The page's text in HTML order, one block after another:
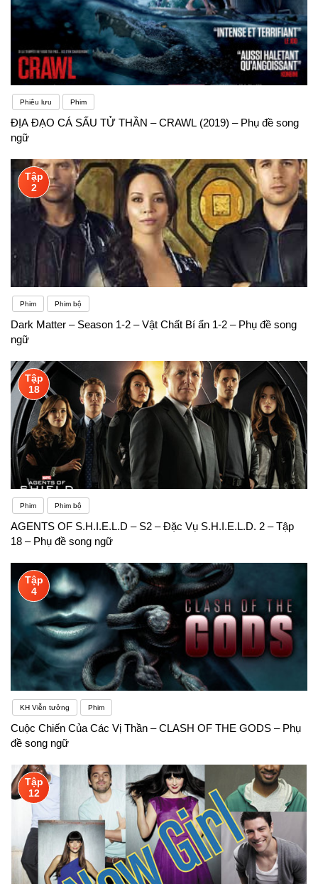
Phiêu lưu Phim
ĐỊA ĐẠO CÁ SẤU TỬ THẦN – CRAWL (2019) – Phụ đề song
ngữ
Tập
2
Phim Phim bộ
Dark Matter – Season 1-2 – Vật Chất Bí ẩn 1-2 – Phụ đề song
ngữ
Tập
18
Phim Phim bộ
AGENTS OF S.H.I.E.L.D – S2 – Đặc Vụ S.H.I.E.L.D. 2 – Tập
18 – Phụ đề song ngữ
Tập
4
KH Viễn tưởng Phim
Cuộc Chiến Của Các Vị Thần – CLASH OF THE GODS – Phụ
đề song ngữ
Tập
12